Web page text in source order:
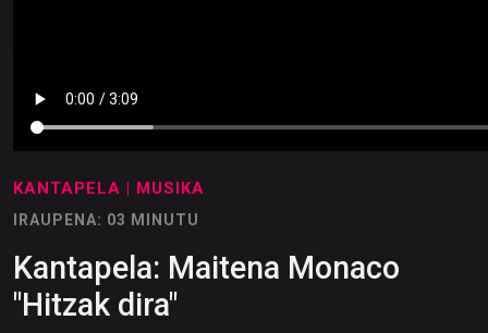
KANTAPELA | MUSIKA
IRAUPENA: 03 MINUTU
Kantapela: Maitena Monaco
"Hitzak dira"